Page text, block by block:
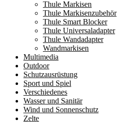
Thule Markisen
Thule Markisenzubehör
Thule Smart Blocker
Thule Universaladapter
Thule Wandadapter
Wandmarkisen
Multimedia
Outdoor
Schutzausrüstung
Sport und Spiel
Verschiedenes
Wasser und Sanitär
Wind und Sonnenschutz
Zelte